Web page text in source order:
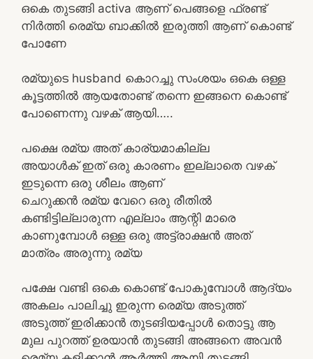
ഒകെ തുടങ്ങി activa ആണ് പെങ്ങളെ ഫ്രണ്ട്
നിർത്തി രെമ്യ ബാക്കിൽ ഇരുത്തി ആണ് കൊണ്ട്
പോണേ
രമ്യുടെ husband കൊറച്ചു സംശയം ഒകെ ഒള്ള
കൂട്ടത്തിൽ ആയതോണ്ട് തന്നെ ഇങ്ങനെ കൊണ്ട്
പോണെന്നു വഴക് ആയി…..
പക്ഷെ രമ്യ അത് കാര്യമാകില്ല
അയാൾക് ഇത് ഒരു കാരണം ഇല്ലാതെ വഴക്
ഇടുന്നെ ഒരു ശീലം ആണ്
ചെറുക്കൻ രമ്യ വേറെ ഒരു രീതിൽ
കണ്ടിട്ടില്ലാരുന്ന എല്ലാം ആന്റി മാരെ
കാണുമ്പോൾ ഒള്ള ഒരു അട്ട്രാക്ഷൻ അത്
മാത്രം അരുന്നു രമ്യ
പക്ഷേ വണ്ടി ഒകെ കൊണ്ട് പോകുമ്പോൾ ആദ്യം
അകലം പാലിച്ചു ഇരുന്ന രെമ്യ അടുത്ത്
അടുത്ത് ഇരിക്കാൻ തുടങിയപ്പോൾ തൊട്ടു ആ
മുല പുറത്ത് ഉരയാൻ തുടങ്ങി അങ്ങനെ അവൻ